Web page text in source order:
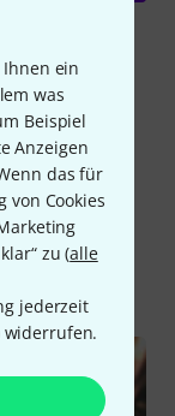
ein
was
Beispiel
Anzeigen
das für
von Cookies
zu (alle
jederzeit
widerrufen.